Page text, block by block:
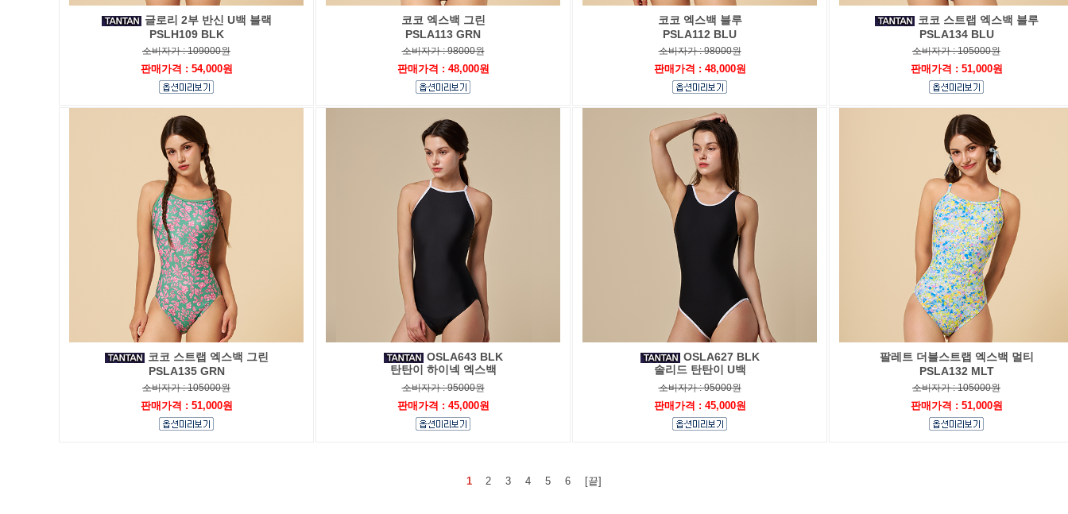
글로리 2부 반신 U백 블랙
PSLH109 BLK
소비자가 : 109000원
판매가격 : 54,000원
코코 엑스백 그린
PSLA113 GRN
소비자가 : 98000원
판매가격 : 48,000원
코코 엑스백 블루
PSLA112 BLU
소비자가 : 98000원
판매가격 : 48,000원
코코 스트랩 엑스백 블루
PSLA134 BLU
소비자가 : 105000원
판매가격 : 51,000원
코코 스트랩 엑스백 그린
PSLA135 GRN
소비자가 : 105000원
판매가격 : 51,000원
OSLA643 BLK
탄탄이 하이넥 엑스백
소비자가 : 95000원
판매가격 : 45,000원
OSLA627 BLK
솔리드 탄탄이 U백
소비자가 : 95000원
판매가격 : 45,000원
팔레트 더블스트랩 엑스백 멀티
PSLA132 MLT
소비자가 : 105000원
판매가격 : 51,000원
1 2 3 4 5 6 [끝]